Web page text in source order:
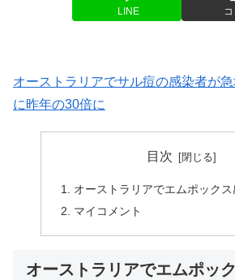
LINE
オーストラリアでサル痘の感染者が
に昨年の30倍に
目次
オーストラリアでエムポック
マイコメント
オーストラリアでエムポッ